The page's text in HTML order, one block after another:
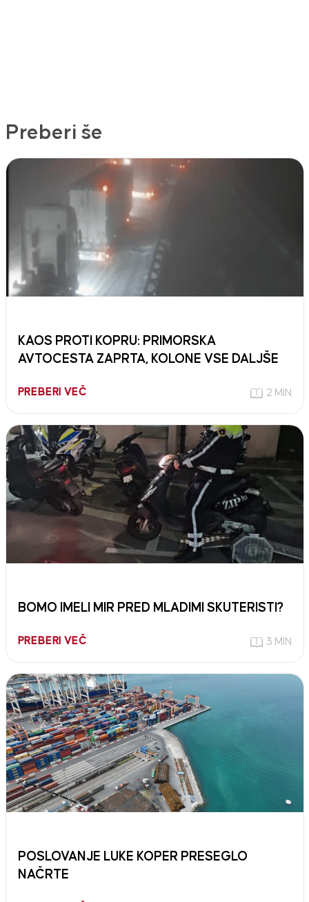
Preberi še
KAOS PROTI KOPRU: PRIMORSKA
AVTOCESTA ZAPRTA, KOLONE VSE DALJŠE
PREBERI VEČ 2 MIN
BOMO IMELI MIR PRED MLADIMI SKUTERISTI?
PREBERI VEČ 3 MIN
POSLOVANJE LUKE KOPER PRESEGLO
NAČRTE